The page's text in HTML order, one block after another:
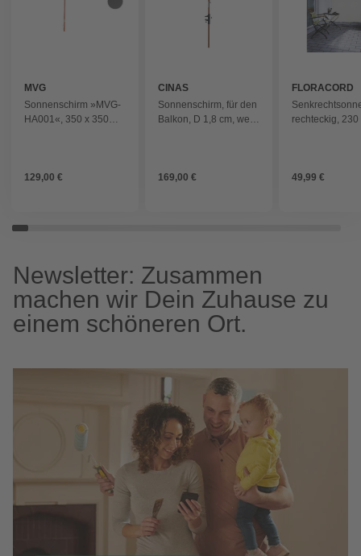
MVG
Sonnenschirm »MVG-
HA001«, 350 x 350
129,00 €
CINAS
Sonnenschirm, für den
Balkon, D 1,8 cm, weiß
169,00 €
FLORACORD
rechteckig, 230
49,99 €
Newsletter: Zusammen
machen wir Dein Zuhause zu
einem schöneren Ort.